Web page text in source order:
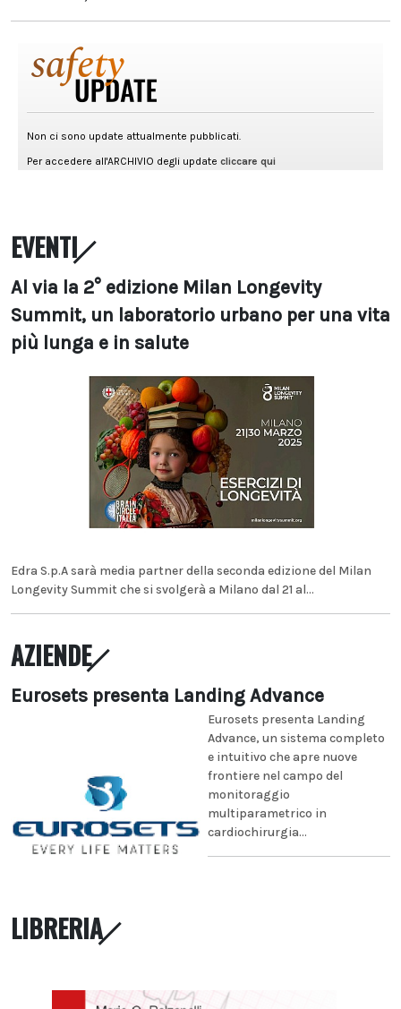
EVENTI
Al via la 2° edizione Milan Longevity
Summit, un laboratorio urbano per una vita
più lunga e in salute
Edra S.p.A sarà media partner della seconda edizione del Milan
Longevity Summit che si svolgerà a Milano dal 21 al...
AZIENDE
Eurosets presenta Landing Advance
Eurosets presenta Landing
Advance, un sistema completo
e intuitivo che apre nuove
frontiere nel campo del
monitoraggio
multiparametrico in
cardiochirurgia...
LIBRERIA